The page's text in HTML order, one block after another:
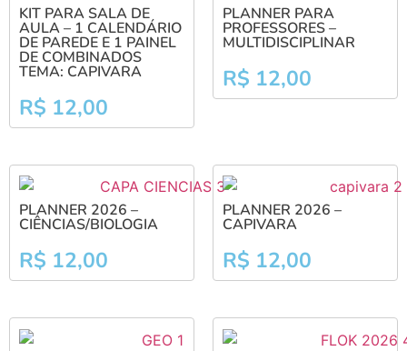
KIT PARA SALA DE
AULA – 1 CALENDÁRIO
DE PAREDE E 1 PAINEL
DE COMBINADOS
TEMA: CAPIVARA
R$ 12,00
PLANNER PARA
PROFESSORES –
MULTIDISCIPLINAR
R$ 12,00
PLANNER 2026 –
CIÊNCIAS/BIOLOGIA
R$ 12,00
PLANNER 2026 –
CAPIVARA
R$ 12,00